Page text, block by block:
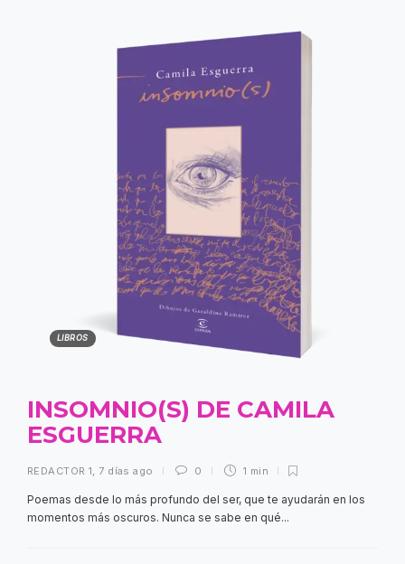
LIBROS
INSOMNIO(S) DE CAMILA
ESGUERRA
REDACTOR 1, 7 días ago 0 1 min
Poemas desde lo más profundo del ser, que te ayudarán en los
momentos más oscuros. Nunca se sabe en qué...